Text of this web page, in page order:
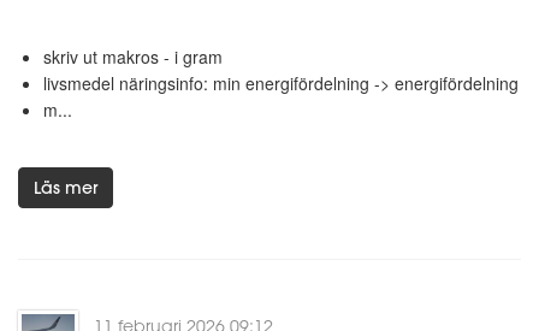
skriv ut makros - i gram
livsmedel näringsinfo: min energifördelning -> energifördelning
m...
Läs mer
11 februari 2026 09:12